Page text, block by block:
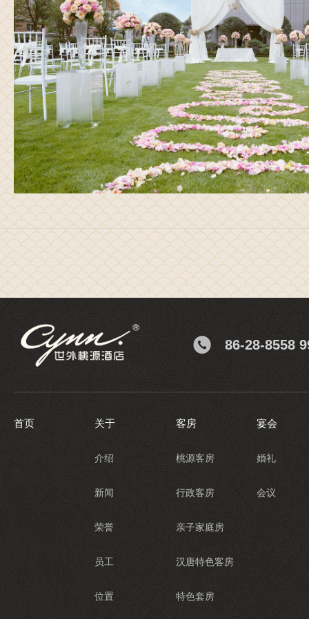
86-28-8558
首页 关于
介绍
新闻
荣誉
员工
位置
客房
桃源客房
行政客房
亲子家庭房
汉唐特色客房
特色套房
宴会
婚礼
会议